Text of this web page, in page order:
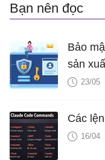
Bạn nên đọc
Bảo
sản
23/05
Các
16/04